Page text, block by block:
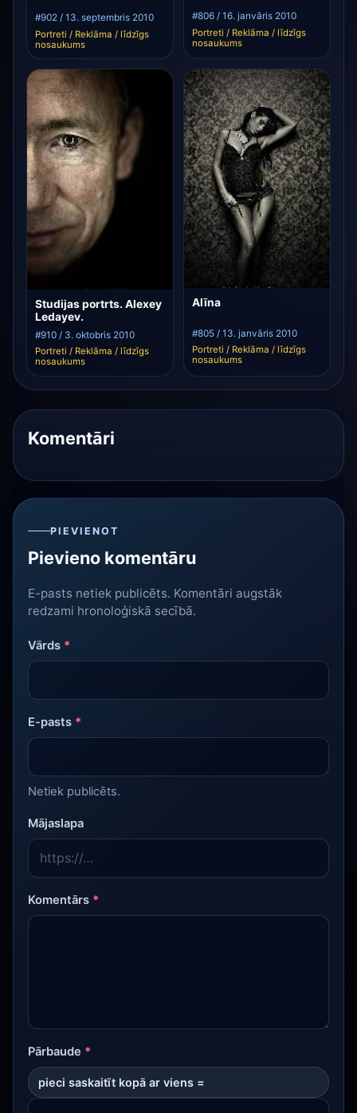
#902 / 13. septembris 2010
Portreti / Reklāma / līdzīgs
nosaukums
#806 / 16. janvāris 2010
Portreti / Reklāma / līdzīgs
nosaukums
Studijas portrts. Alexey
Ledayev.
#910 / 3. oktobris 2010
Portreti / Reklāma / līdzīgs
nosaukums
Alīna
#805 / 13. janvāris 2010
Portreti / Reklāma / līdzīgs
nosaukums
Komentāri
PIEVIENOT
Pievieno komentāru
E-pasts netiek publicēts. Komentāri augstāk
redzami hronoloģiskā secībā.
Vārds *
E-pasts *
Netiek publicēts.
Mājaslapa
Komentārs *
Pārbaude *
pieci saskaitīt kopā ar viens =